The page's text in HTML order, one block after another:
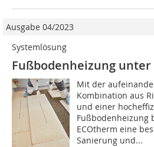
Ausgabe 04/2023
Systemlösung
Fußbodenheizung
Mit der
Kombination aus
und einer
Fußbodenheizung
ECOtherm eine
Sanierung und...